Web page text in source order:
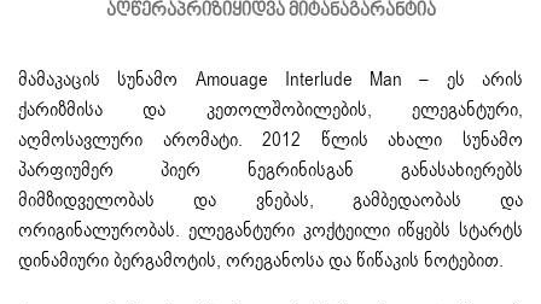
ᲐᲦᲬᲔᲠᲐᲞᲠᲘᲖᲘᲧᲘᲓᲕᲐ ᲛᲘᲢᲐᲜᲐᲒᲐᲠᲐᲜᲢᲘᲐ
მამაკაცის სუნამო Amouage Interlude Man – ეს არის
ქარიზმისა და კეთოლშობილების, ელეგანტური,
აღმოსავლური არომატი. 2012 წლის ახალი სუნამო
პარფიუმერ პიერ ნეგრინისგან განასახიერებს
მიმზიდველობას და ვნებას, გამბედაობას და
ორიგინალურობას. ელეგანტური კოქტეილი იწყებს სტარტს
დინამიური ბერგამოტის, ორეგანოსა და წიწაკის ნოტებით.